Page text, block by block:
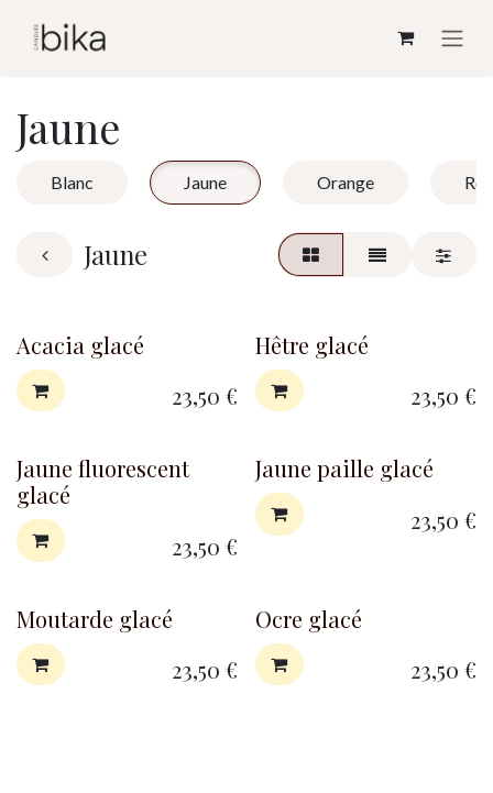
Jaune
Blanc Jaune Orange
Jaune
Acacia glacé
23,50 €
Hêtre glacé
23,50 €
Jaune fluorescent
glacé
23,50 €
Jaune paille glacé
23,50 €
Moutarde glacé
23,50 €
Ocre glacé
23,50 €